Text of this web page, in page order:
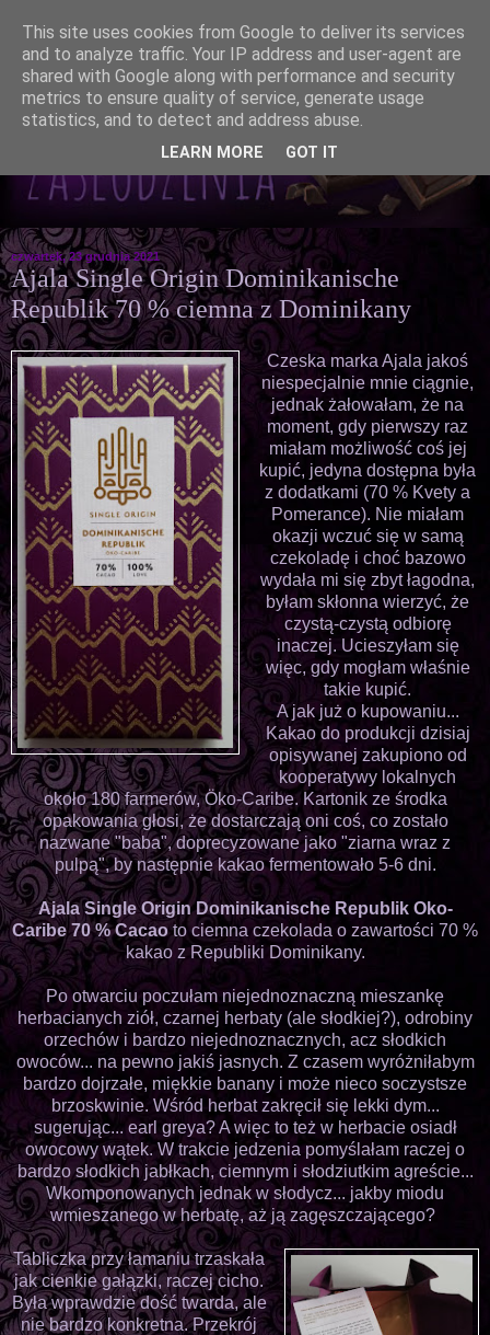
czwartek, 23 grudnia 2021
Ajala Single Origin Dominikanische
Republik 70 % ciemna z Dominikany
Czeska marka Ajala jakoś
niespecjalnie mnie ciągnie,
jednak żałowałam, że na
moment, gdy pierwszy raz
miałam możliwość coś jej
kupić, jedyna dostępna była
z dodatkami (70 % Kvety a
Pomerance). Nie miałam
okazji wczuć się w samą
czekoladę i choć bazowo
wydała mi się zbyt łagodna,
byłam skłonna wierzyć, że
czystą-czystą odbiorę
inaczej. Ucieszyłam się
więc, gdy mogłam właśnie
takie kupić.
A jak już o kupowaniu...
Kakao do produkcji dzisiaj
opisywanej zakupiono od
kooperatywy lokalnych
około 180 farmerów, Öko-Caribe. Kartonik ze środka
opakowania głosi, że dostarczają oni coś, co zostało
nazwane "baba", doprecyzowane jako "ziarna wraz z
pulpą", by następnie kakao fermentowało 5-6 dni.
Ajala Single Origin Dominikanische Republik Oko-
Caribe 70 % Cacaoto ciemna czekolada o zawartości 70 %
kakao z Republiki Dominikany.
Po otwarciu poczułam niejednoznaczną mieszankę
herbacianych ziół, czarnej herbaty (ale słodkiej?), odrobiny
orzechów i bardzo niejednoznacznych, acz słodkich
owoców... na pewno jakiś jasnych. Z czasem wyróżniłabym
bardzo dojrzałe, miękkie banany i może nieco soczystsze
brzoskwinie. Wśród herbat zakręcił się lekki dym...
sugerując... earl greya? A więc to też w herbacie osiadł
owocowy wątek. W trakcie jedzenia pomyślałam raczej o
bardzo słodkich jabłkach, ciemnym i słodziutkim agreście...
Wkomponowanych jednak w słodycz... jakby miodu
wmieszanego w herbatę, aż ją zagęszczającego?
Tabliczka przy łamaniu trzaskała
jak cienkie gałązki, raczej cicho.
Była wprawdzie dość twarda, ale
nie bardzo konkretna. Przekrój
This site uses cookies from Google to deliver its services
and to analyze traffic. Your IP address and user-agent are
shared with Google along with performance and security
metrics to ensure quality of service, generate usage
statistics, and to detect and address abuse.
LEARN MORE GOT IT